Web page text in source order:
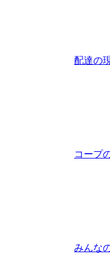
配達の
コープ
みんな